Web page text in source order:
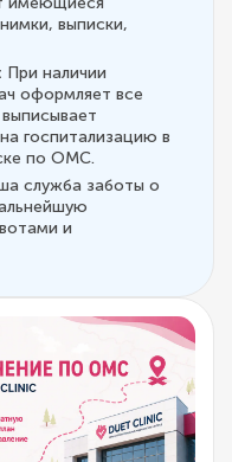
выписки,
При наличии
оформляет все
госпитализацию в
по ОМС.
служба заботы о
и